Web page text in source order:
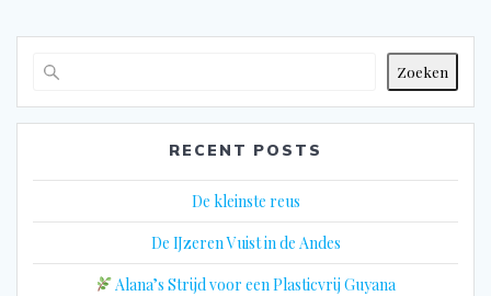
Zoeken
RECENT POSTS
De kleinste reus
De IJzeren Vuist in de Andes
Alana’s Strijd voor een Plasticvrij Guyana